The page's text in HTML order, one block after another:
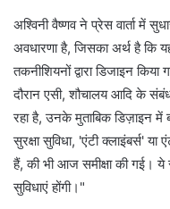
अश्विनी वैष्णव ने प्रेस वार्ता में
अवधारणा है, जिसका अर्थ है कि
तकनीशियनों द्वारा डिजाइन
दौरान एसी, शौचालय आदि के
रहा है, उनके मुताबिक डिज़ाइन में
सुरक्षा सुविधा, 'एंटी क्लाइंबर्स'
हैं, की भी आज समीक्षा की गई।
सुविधाएं होंगी।"